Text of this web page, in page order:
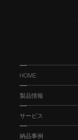
HOME
製品情報
サービス
納品事例